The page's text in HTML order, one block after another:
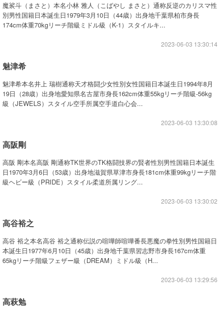
魔裟斗（まさと）本名小林 雅人（こばやし まさと）通称反逆のカリスマ性
別男性国籍日本誕生日1979年3月10日（44歳）出身地千葉県柏市身長
174cm体重70kgリーチ階級ミドル級（K-1）スタイルキ...
2023-06-03 13:30:14
魅津希
魅津希本名井上 瑞樹通称天才格闘少女性別女性国籍日本誕生日1994年8月
19日（28歳）出身地愛知県名古屋市身長162cm体重55kgリーチ階級-56kg
級（JEWELS）スタイル空手所属空手道白心会...
2023-06-03 13:30:08
高阪剛
高阪 剛本名高阪 剛通称TK世界のTK格闘技界の賢者性別男性国籍日本誕生
日1970年3月6日（53歳）出身地滋賀県草津市身長181cm体重99kgリーチ階
級ヘビー級（PRIDE）スタイル柔道所属リング...
2023-06-03 13:30:02
高谷裕之
高谷 裕之本名高谷 裕之通称伝説の喧嘩師喧嘩番長悪魔の拳性別男性国籍日
本誕生日1977年6月10日（45歳）出身地千葉県習志野市身長167cm体重
65kgリーチ階級フェザー級（DREAM）ミドル級（H...
2023-06-03 13:29:56
高萩勉